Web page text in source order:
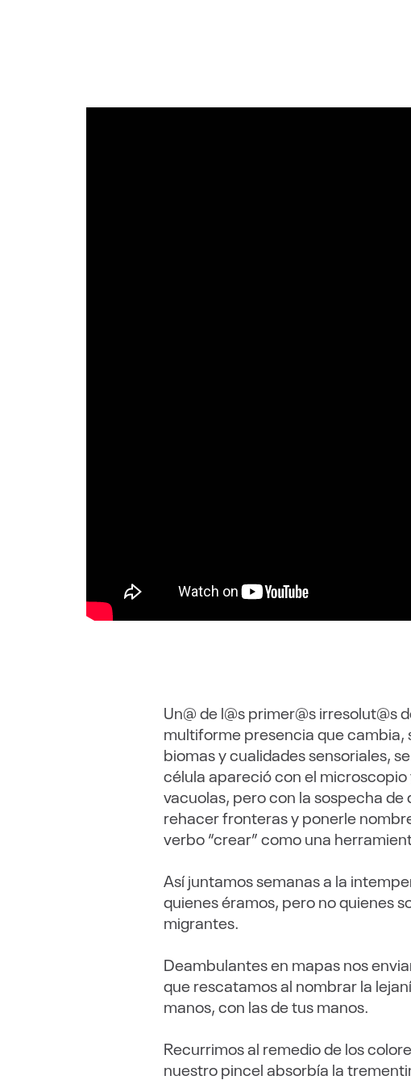
Un@ de l@s primer@s
multiforme presencia que
biomas y cualidades sensoriales,
célula apareció con el microscopio
vacuolas, pero con la sospecha de
rehacer fronteras y ponerle
verbo “crear” como una
Así juntamos semanas a la
quienes éramos, pero no quienes
migrantes.
Deambulantes en mapas nos
que rescatamos al nombrar la
manos, con las de tus manos.
Recurrimos al remedio de los
nuestro pincel absorbía la